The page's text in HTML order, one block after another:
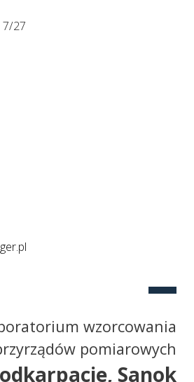
7/27
wzorcowania
pomiarowych
Sanok